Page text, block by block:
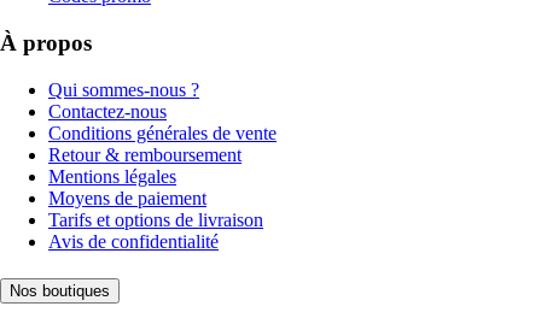
À propos
Qui sommes-nous ?
Contactez-nous
Conditions générales de vente
Retour & remboursement
Mentions légales
Moyens de paiement
Tarifs et options de livraison
Avis de confidentialité
Nos boutiques